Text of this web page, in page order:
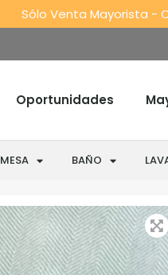
Sólo Venta Mayorista -
Oportunidades
MESA BAÑO